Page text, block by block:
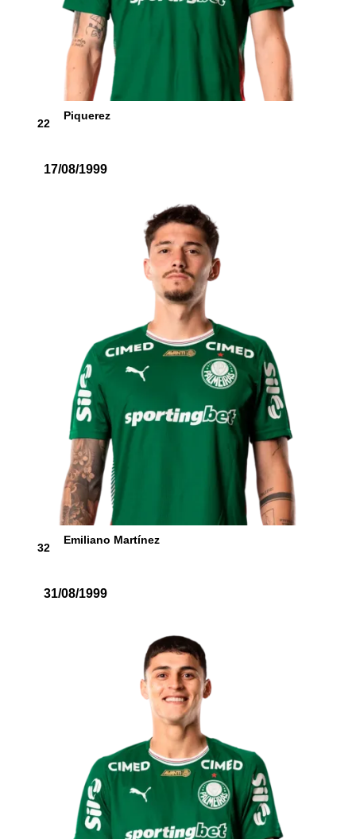
22
Piquerez
17/08/1999
32
Emiliano Martínez
31/08/1999